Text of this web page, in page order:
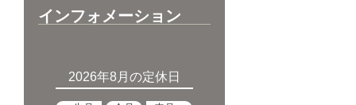
インフォメーション
2026年8月の定休日